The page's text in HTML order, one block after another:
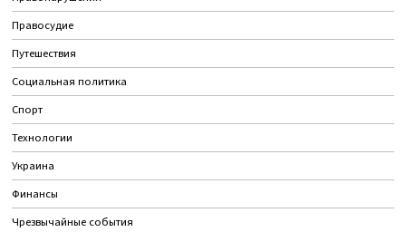
Правосудие
Путешествия
Социальная политика
Спорт
Технологии
Украина
Финансы
Чрезвычайные события